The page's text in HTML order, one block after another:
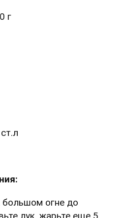
г
огне до